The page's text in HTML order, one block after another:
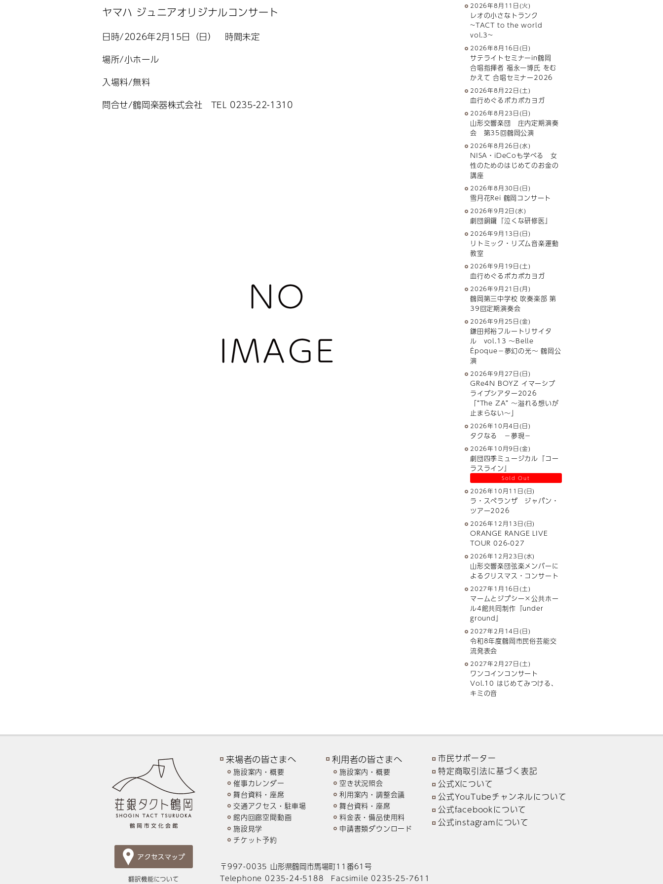
ヤマハ ジュニアオリジナルコンサート
日時/2026年2月15日（日） 時間未定
場所/小ホール
入場料/無料
問合せ/鶴岡楽器株式会社 TEL 0235-22-1310
2026年8月11日(火)
レオの小さなトランク
~TACT to the world
vol.3~
2026年8月16日(日)
サテライトセミナーin鶴岡
合唱指揮者 福永一博氏 をむ
かえて 合唱セミナー2026
2026年8月22日(土)
血行めぐるポカポカヨガ
2026年8月23日(日)
山形交響楽団 庄内定期演奏
会 第35回鶴岡公演
2026年8月26日(水)
NISA・iDeCoも学べる 女
性のためのはじめてのお金の
講座
2026年8月30日(日)
雪月花Rei 鶴岡コンサート
2026年9月2日(水)
劇団銅鑼『泣くな研修医』
2026年9月13日(日)
リトミック・リズム音楽運動
教室
2026年9月19日(土)
血行めぐるポカポカヨガ
2026年9月21日(月)
鶴岡第三中学校 吹奏楽部 第
39回定期演奏会
2026年9月25日(金)
鎌田邦裕フルートリサイタ
ル vol.13 ～Belle
Époque－夢幻の光～ 鶴岡公
演
2026年9月27日(日)
GRe4N BOYZ イマーシブ
ライブシアター2026
「“The ZA” 〜溢れる想いが
止まらない〜」
2026年10月4日(日)
タクなる －夢現－
2026年10月9日(金)
劇団四季ミュージカル『コー
ラスライン』
Sold Out
2026年10月11日(日)
ラ・スペランザ ジャパン・
ツアー2026
2026年12月13日(日)
ORANGE RANGE LIVE
TOUR 026-027
2026年12月23日(水)
山形交響楽団弦楽メンバーに
よるクリスマス・コンサート
2027年1月16日(土)
マームとジプシー×公共ホー
ル4館共同制作『under
ground』
2027年2月14日(日)
令和8年度鶴岡市民俗芸能交
流発表会
2027年2月27日(土)
ワンコインコンサート
Vol.10 はじめてみつける、
キミの音
来場者の皆さまへ
施設案内・概要
催事カレンダー
舞台資料・座席
交通アクセス・駐車場
館内回廊空間動画
施設見学
チケット予約
利用者の皆さまへ
施設案内・概要
空き状況照会
利用案内・調整会議
舞台資料・座席
料金表・備品使用料
申請書類ダウンロード
市民サポーター
特定商取引法に基づく表記
公式Xについて
公式YouTubeチャンネルについて
公式facebookについて
公式instagramについて
〒997-0035 山形県鶴岡市馬場町11番61号
Telephone 0235-24-5188 Facsimile 0235-25-7611
翻訳機能について